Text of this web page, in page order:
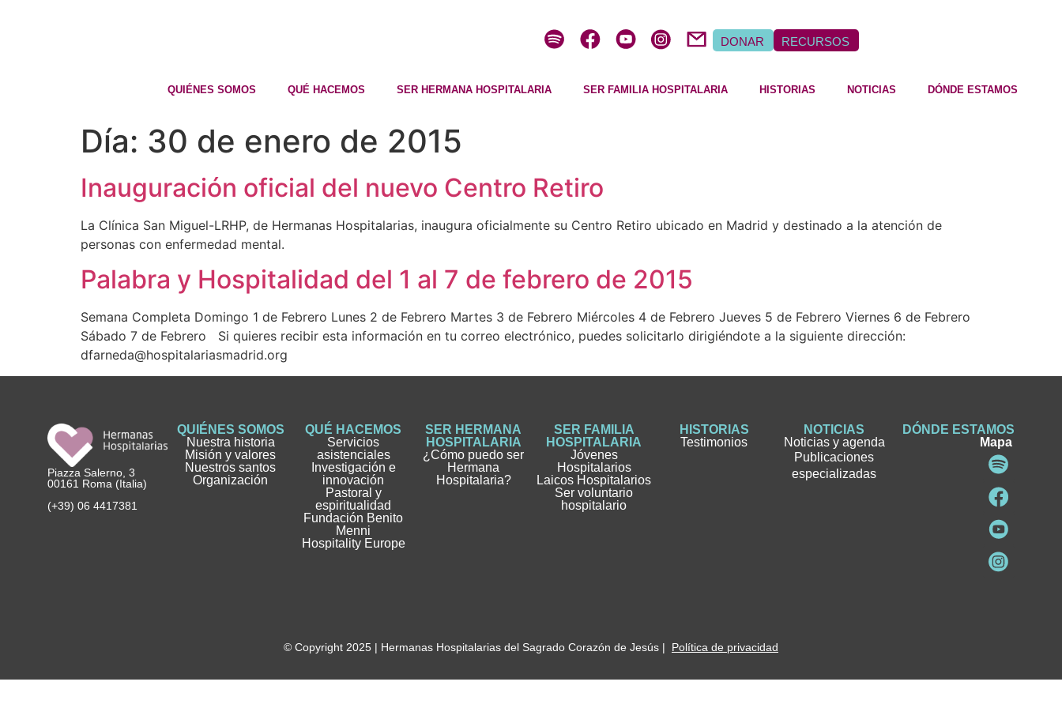
DONAR RECURSOS
QUIÉNES SOMOS QUÉ HACEMOS SER HERMANA HOSPITALARIA SER FAMILIA HOSPITALARIA HISTORIAS NOTICIAS DÓNDE ESTAMOS
Día: 30 de enero de 2015
Inauguración oficial del nuevo Centro Retiro
La Clínica San Miguel-LRHP, de Hermanas Hospitalarias, inaugura oficialmente su Centro Retiro ubicado en Madrid y destinado a la atención de
personas con enfermedad mental.
Palabra y Hospitalidad del 1 al 7 de febrero de 2015
Semana Completa Domingo 1 de Febrero Lunes 2 de Febrero Martes 3 de Febrero Miércoles 4 de Febrero Jueves 5 de Febrero Viernes 6 de Febrero
Sábado 7 de Febrero Si quieres recibir esta información en tu correo electrónico, puedes solicitarlo dirigiéndote a la siguiente dirección:
dfarneda@hospitalariasmadrid.org
Piazza Salerno, 3
00161 Roma (Italia)
(+39) 06 4417381
QUIÉNES SOMOS
Nuestra historia
Misión y valores
Nuestros santos
Organización
QUÉ HACEMOS
Servicios
asistenciales
Investigación e
innovación
Pastoral y
espiritualidad
Fundación Benito
Menni
Hospitality Europe
SER HERMANA
HOSPITALARIA
¿Cómo puedo ser
Hermana
Hospitalaria?
SER FAMILIA
HOSPITALARIA
Jóvenes
Hospitalarios
Laicos Hospitalarios
Ser voluntario
hospitalario
HISTORIAS
Testimonios
NOTICIAS
Noticias y agenda
Publicaciones
especializadas
DÓNDE ESTAMOS
Mapa
© Copyright 2025 | Hermanas Hospitalarias del Sagrado Corazón de Jesús | Política de privacidad